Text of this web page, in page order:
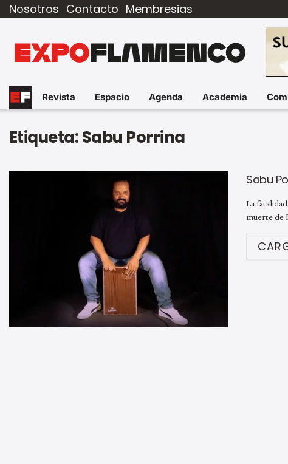
Nosotros Contacto Membresias
Revista Espacio Agenda Academia
Etiqueta:Sabu Porrina
Sabu
La
muerte de